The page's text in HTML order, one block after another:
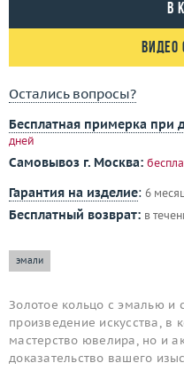
В
Видео
Остались вопросы?
Бесплатная примерка при
дней
Самовывоз г. Москва:
Гарантия на изделие: 6
Бесплатный возврат: в
эмали
Золотое кольцо с эмалью
произведение искусства, в
мастерство ювелира, но и
доказательство вашего